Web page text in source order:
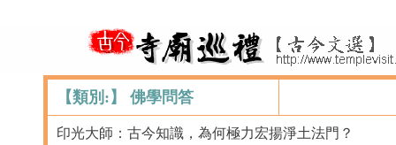
【類別:】 佛學問答
印光大師：古今知識，為何極力宏揚淨土法門？